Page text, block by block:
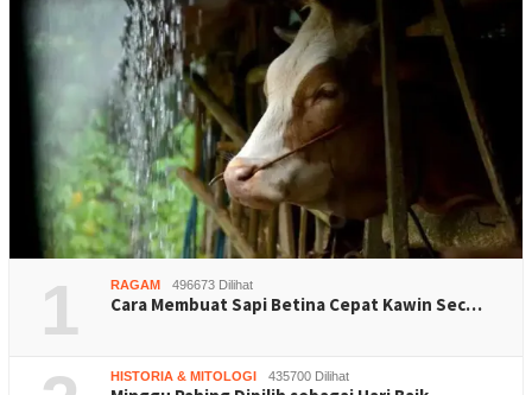
1 RAGAM 496673 Dilihat
Cara Membuat Sapi Betina Cepat Kawin Sec…
HISTORIA & MITOLOGI 435700 Dilihat